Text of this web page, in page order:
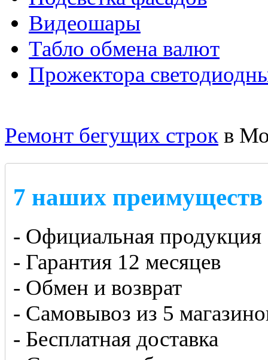
Видеошары
Табло обмена валют
Прожектора
Ремонт бегущих строк в
7 наших преимуществ
- Официальная продукция
- Гарантия 12 месяцев
- Обмен и возврат
- Самовывоз из 5
- Бесплатная доставка